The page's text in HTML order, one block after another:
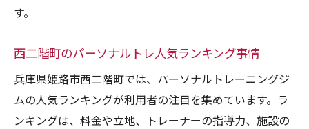
体験無料が西二階町で選ばれる理由とは
人気ランキングを通じて見る選び方の要点
パーソナルトレーニング体験無料で比較す
るコツ
す。
西二階町のパーソナルトレ人気ランキング事情
兵庫県姫路市西二階町では、パーソナルトレーニングジ
ムの人気ランキングが利用者の注目を集めています。ラ
ンキングは、料金や立地、トレーナーの指導力、施設の